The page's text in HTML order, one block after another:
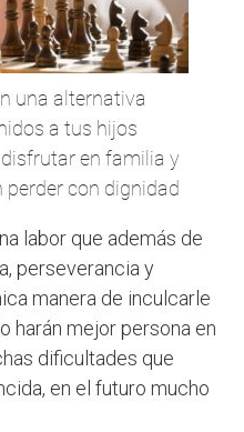
una alternativa
a tus hijos
en familia y
perder con dignidad
labor que además de
perseverancia y
manera de inculcarle
harán mejor persona en
dificultades que
en el futuro mucho